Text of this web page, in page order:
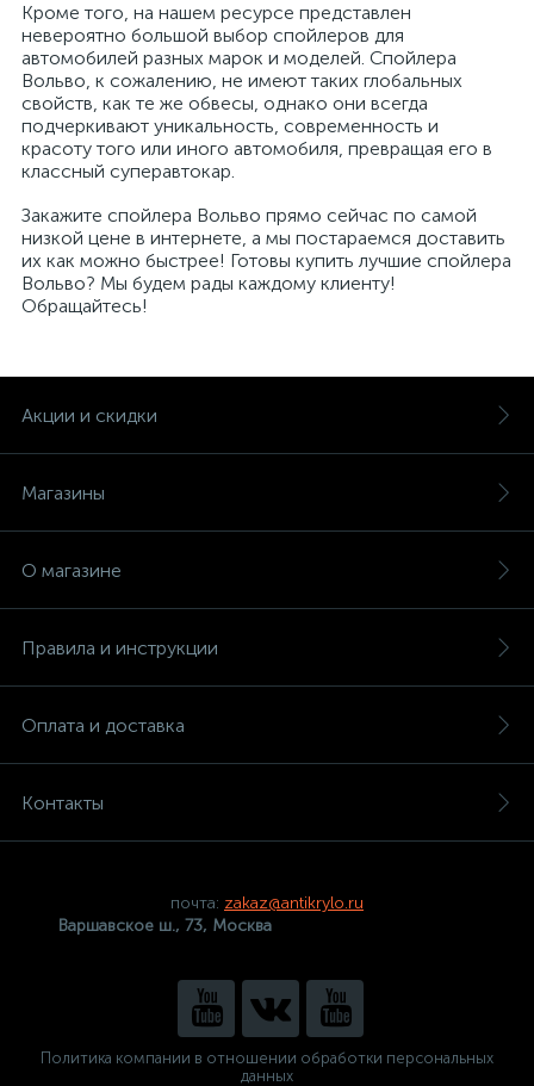
Кроме того, на нашем ресурсе представлен
невероятно большой выбор спойлеров для
автомобилей разных марок и моделей. Спойлера
Вольво, к сожалению, не имеют таких глобальных
свойств, как те же обвесы, однако они всегда
подчеркивают уникальность, современность и
красоту того или иного автомобиля, превращая его в
классный суперавтокар.
Закажите спойлера Вольво прямо сейчас по самой
низкой цене в интернете, а мы постараемся доставить
их как можно быстрее! Готовы купить лучшие спойлера
Вольво? Мы будем рады каждому клиенту!
Обращайтесь!
Акции и скидки
Магазины
О магазине
Правила и инструкции
Оплата и доставка
Контакты
почта: zakaz@antikrylo.ru
Варшавское ш., 73, Москва
Политика компании в отношении обработки персональных
данных